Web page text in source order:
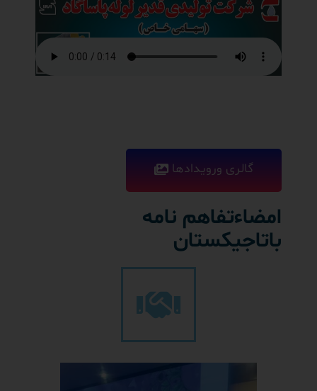
گالری ورویدادها
امضاءتفاهم نامه
باتاجیکستان